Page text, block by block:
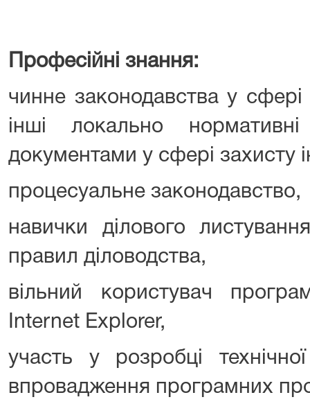
Професійні знання:
чинне законодавства у сфері
інші локально
документами у сфері захисту
процесуальне законодавство,
навички ділового
правил діловодства,
вільний користувач
Internet Explorer,
участь у розробці
впровадження програмних